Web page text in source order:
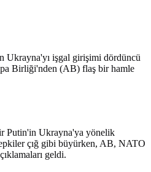
Ukrayna'yı işgal girişimi dördüncü
Birliği'nden (AB) flaş bir hamle
Putin'in Ukrayna'ya yönelik
çığ gibi büyürken, AB, NATO
geldi.